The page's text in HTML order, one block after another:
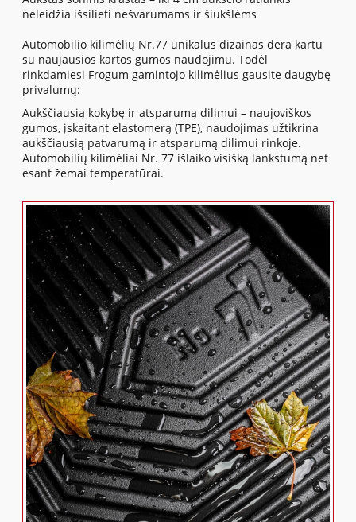
neleidžia išsilieti nešvarumams ir šiukšlėms
Automobilio kilimėlių Nr.77 unikalus dizainas dera kartu
su naujausios kartos gumos naudojimu. Todėl
rinkdamiesi Frogum gamintojo kilimėlius gausite daugybę
privalumų:
Aukščiausią kokybę ir atsparumą dilimui – naujoviškos
gumos, įskaitant elastomerą (TPE), naudojimas užtikrina
aukščiausią patvarumą ir atsparumą dilimui rinkoje.
Automobilių kilimėliai Nr. 77 išlaiko visišką lankstumą net
esant žemai temperatūrai.